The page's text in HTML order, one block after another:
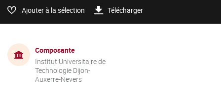
Ajouter à la sélection Télécharger
Composante
Institut Universitaire de
Technologie Dijon-
Auxerre-Nevers